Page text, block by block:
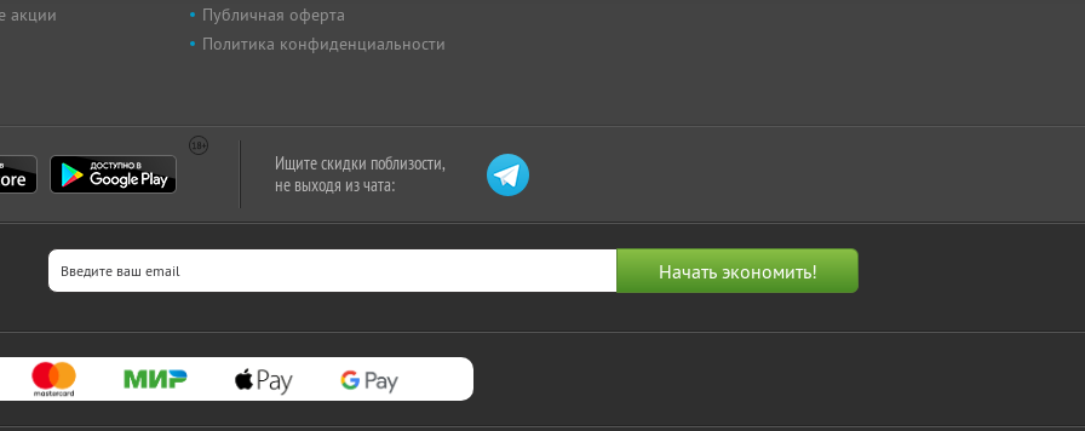
акции
Публичная оферта
Политика конфиденциальности
Ищите скидки поблизости,
не выходя из чата: